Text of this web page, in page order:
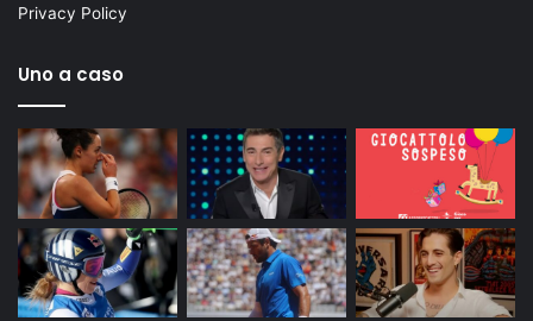
Privacy Policy
Uno a caso